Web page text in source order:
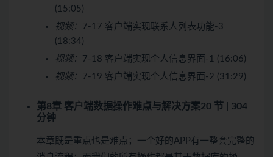
(15:05)
视频：
7-17 客户端实现联系人列表功能-3
(18:34)
视频：
7-18 客户端实现个人信息界面-1 (16:06)
视频：
7-19 客户端实现个人信息界面-2 (31:29)
第8章 客户端数据操作难点与解决方案20 节 | 304
分钟
本章既是重点也是难点；一个好的APP有一整套完整的